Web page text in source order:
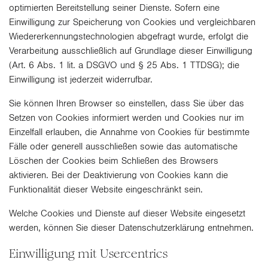
optimierten Bereitstellung seiner Dienste. Sofern eine
Einwilligung zur Speicherung von Cookies und vergleichbaren
Wiedererkennungstechnologien abgefragt wurde, erfolgt die
Verarbeitung ausschließlich auf Grundlage dieser Einwilligung
(Art. 6 Abs. 1 lit. a DSGVO und § 25 Abs. 1 TTDSG); die
Einwilligung ist jederzeit widerrufbar.
Sie können Ihren Browser so einstellen, dass Sie über das
Setzen von Cookies informiert werden und Cookies nur im
Einzelfall erlauben, die Annahme von Cookies für bestimmte
Fälle oder generell ausschließen sowie das automatische
Löschen der Cookies beim Schließen des Browsers
aktivieren. Bei der Deaktivierung von Cookies kann die
Funktionalität dieser Website eingeschränkt sein.
Welche Cookies und Dienste auf dieser Website eingesetzt
werden, können Sie dieser Datenschutzerklärung entnehmen.
Einwilligung mit Usercentrics